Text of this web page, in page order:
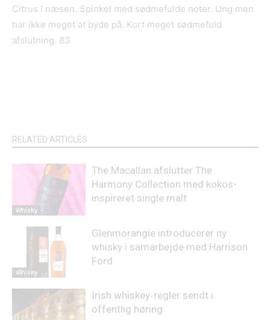
Citrus I næsen. Spinkel med sødmefulde noter. Ung men
har ikke meget at byde på. Kort meget sødmefuld
afslutning. 83
RELATED ARTICLES
Whisky
The Macallan afslutter The
Harmony Collection med kokos-
inspireret single malt
Whisky
Glenmorangie introducerer ny
whisky i samarbejde med Harrison
Ford
Irish whiskey‑regler sendt i
offentlig høring